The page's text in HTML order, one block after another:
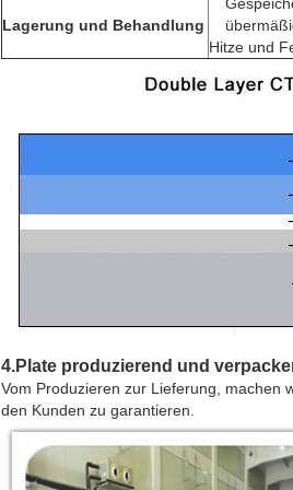
Lagerung und Behandlung
Hitze und
4.Plate produzierend und
Vom Produzieren zur Lieferung, machen
den Kunden zu garantieren.